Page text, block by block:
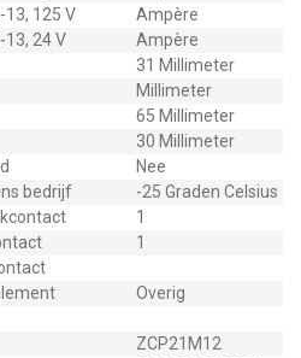
13, 125 V
Ampère
13, 24 V
Ampère
31 Millimeter
Millimeter
65 Millimeter
30 Millimeter
Nee
bedrijf
-25 Graden Celsius
1
1
Overig
ZCP21M12